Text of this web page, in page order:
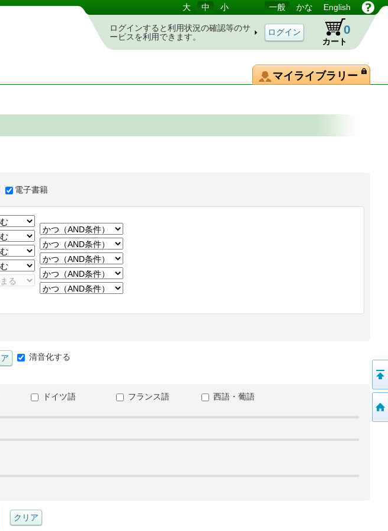
大 中 小 一般 かな English
ログインすると利用状況の確認等のサ
ービスを利用できます。
カート
0
マイライブラリー
電子書籍
清音化する
ドイツ語 フランス語
西語・葡語